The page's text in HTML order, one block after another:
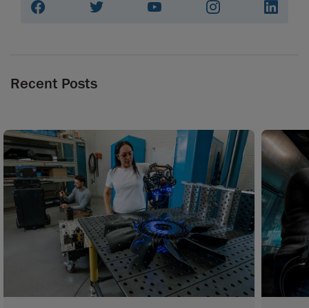
Recent Posts